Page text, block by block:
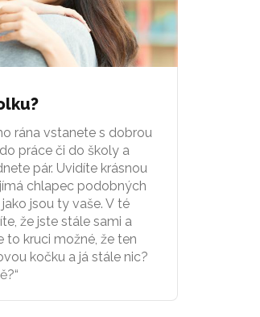
rána vstanete s dobrou
práce či do školy a
pár. Uvidíte krásnou
chlapec podobných
jsou ty vaše. V té
že jste stále sami a
to kruci možné, že ten
kočku a já stále nic?